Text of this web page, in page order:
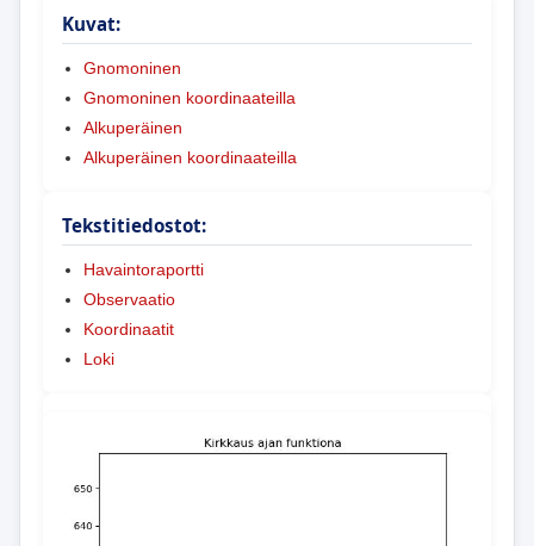
Kuvat:
Gnomoninen
Gnomoninen koordinaateilla
Alkuperäinen
Alkuperäinen koordinaateilla
Tekstitiedostot:
Havaintoraportti
Observaatio
Koordinaatit
Loki